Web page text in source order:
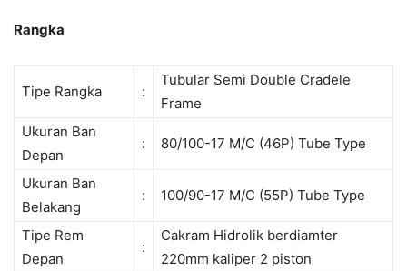
Rangka
Tipe Rangka :
Tubular Semi Double Cradele
Frame
Ukuran Ban
Depan
: 80/100-17 M/C (46P) Tube Type
Ukuran Ban
Belakang
: 100/90-17 M/C (55P) Tube Type
Tipe Rem
Depan
:
Cakram Hidrolik berdiamter
220mm kaliper 2 piston